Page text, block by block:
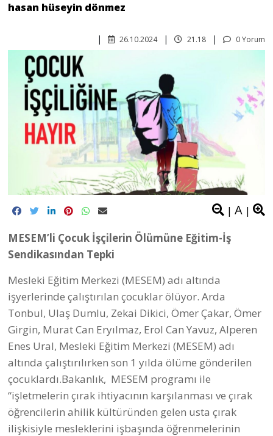
hasan hüseyin dönmez
0 Yorum
21.18
26.10.2024
| A |
MESEM’li Çocuk İşçilerin Ölümüne Eğitim-İş
Sendikasından Tepki
Mesleki Eğitim Merkezi (MESEM) adı altında
işyerlerinde çalıştırılan çocuklar ölüyor. Arda
Tonbul, Ulaş Dumlu, Zekai Dikici, Ömer Çakar, Ömer
Girgin, Murat Can Eryılmaz, Erol Can Yavuz, Alperen
Enes Ural, Mesleki Eğitim Merkezi (MESEM) adı
altında çalıştırılırken son 1 yılda ölüme gönderilen
çocuklardı.Bakanlık, MESEM programı ile
“işletmelerin çırak ihtiyacının karşılanması ve çırak
öğrencilerin ahilik kültüründen gelen usta çırak
ilişkisiyle mesleklerini işbaşında öğrenmelerinin